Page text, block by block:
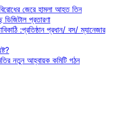
জেরে হামলা আহত তিন
প্রতারণা
:প্রতিষ্ঠান প্রধান/ বস/ ম্যানেজার
নতুন আহ্বায়ক কমিটি গঠন